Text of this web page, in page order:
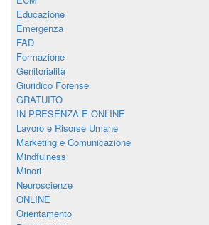
Educazione
Emergenza
FAD
Formazione
Genitorialità
Giuridico Forense
GRATUITO
IN PRESENZA E ONLINE
Lavoro e Risorse Umane
Marketing e Comunicazione
Mindfulness
Minori
Neuroscienze
ONLINE
Orientamento